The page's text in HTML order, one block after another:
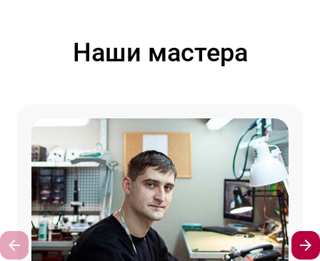
Наши мастера